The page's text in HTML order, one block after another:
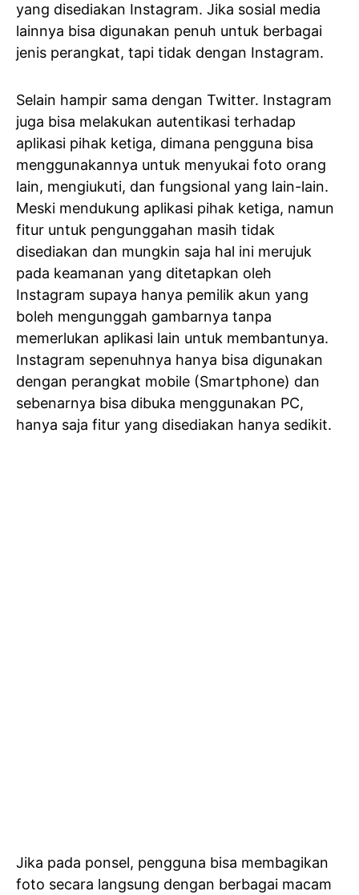
yang disediakan Instagram. Jika sosial media
lainnya bisa digunakan penuh untuk berbagai
jenis perangkat, tapi tidak dengan Instagram.
Selain hampir sama dengan Twitter. Instagram
juga bisa melakukan autentikasi terhadap
aplikasi pihak ketiga, dimana pengguna bisa
menggunakannya untuk menyukai foto orang
lain, mengiukuti, dan fungsional yang lain-lain.
Meski mendukung aplikasi pihak ketiga, namun
fitur untuk pengunggahan masih tidak
disediakan dan mungkin saja hal ini merujuk
pada keamanan yang ditetapkan oleh
Instagram supaya hanya pemilik akun yang
boleh mengunggah gambarnya tanpa
memerlukan aplikasi lain untuk membantunya.
Instagram sepenuhnya hanya bisa digunakan
dengan perangkat mobile (Smartphone) dan
sebenarnya bisa dibuka menggunakan PC,
hanya saja fitur yang disediakan hanya sedikit.
Jika pada ponsel, pengguna bisa membagikan
foto secara langsung dengan berbagai macam